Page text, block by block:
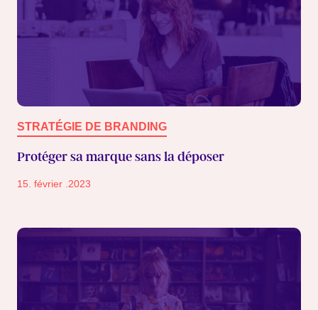
STRATÉGIE DE BRANDING
Protéger sa marque sans la déposer
15. février .2023